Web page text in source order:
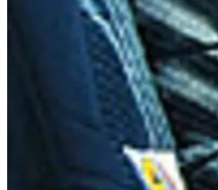
В Киеве
На Северный